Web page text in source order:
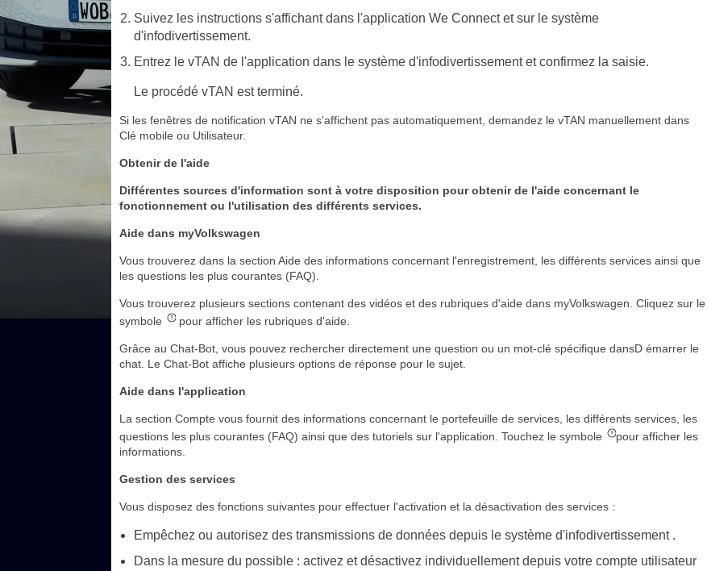
Suivez les instructions s'affichant dans l'application We Connect et sur le système
d'infodivertissement.
Entrez le vTAN de l'application dans le système d'infodivertissement et confirmez la saisie.
Le procédé vTAN est terminé.
Si les fenêtres de notification vTAN ne s'affichent pas automatiquement, demandez le vTAN manuellement dans
Clé mobile ou Utilisateur.
Obtenir de l'aide
Différentes sources d'information sont à votre disposition pour obtenir de l'aide concernant le
fonctionnement ou l'utilisation des différents services.
Aide dans myVolkswagen
Vous trouverez dans la section Aide des informations concernant l'enregistrement, les différents services ainsi que
les questions les plus courantes (FAQ).
Vous trouverez plusieurs sections contenant des vidéos et des rubriques d'aide dans myVolkswagen. Cliquez sur le
symbole
pour afficher les rubriques d'aide.
Grâce au Chat-Bot, vous pouvez rechercher directement une question ou un mot-clé spécifique dansD émarrer le
chat. Le Chat-Bot affiche plusieurs options de réponse pour le sujet.
Aide dans l'application
La section Compte vous fournit des informations concernant le portefeuille de services, les différents services, les
questions les plus courantes (FAQ) ainsi que des tutoriels sur l'application. Touchez le symbole
pour afficher les
informations.
Gestion des services
Vous disposez des fonctions suivantes pour effectuer l'activation et la désactivation des services :
Empêchez ou autorisez des transmissions de données depuis le système d'infodivertissement .
Dans la mesure du possible : activez et désactivez individuellement depuis votre compte utilisateur